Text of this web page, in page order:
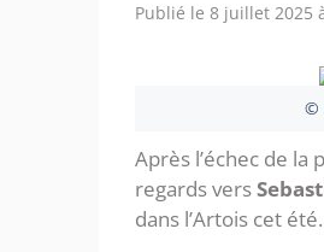
Publié le 8 juillet 2025
©
Après l’échec de la
regards vers
dans l’Artois cet été.